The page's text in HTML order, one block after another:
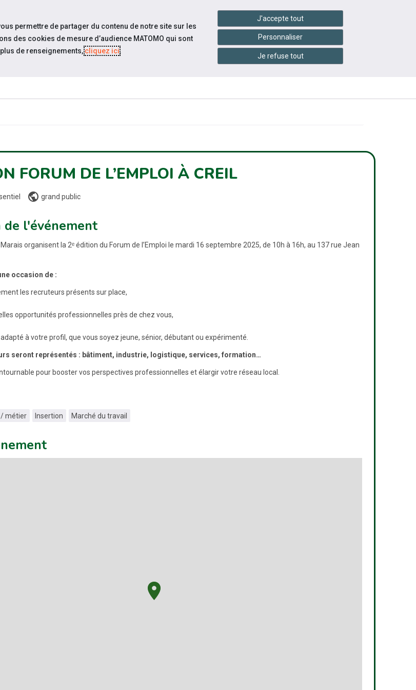
Accessibilité handshake Services en ligne
ESPACE
ESPACE
ÉVÉNEMENTS
PRATIQUES
FORUM DE L’EMPLOI À CREIL
public grand public
de l'événement
Marais organisent la 2ᵉ édition du Forum de l’Emploi le mardi 16 septembre 2025, de 10h à 16h, au 137 rue Jean
occasion de :
les recruteurs présents sur place,
opportunités professionnelles près de chez vous,
à votre profil, que vous soyez jeune, sénior, débutant ou expérimenté.
seront représentés : bâtiment, industrie, logistique, services, formation…
pour booster vos perspectives professionnelles et élargir votre réseau local.
/ métier Insertion Marché du travail
permettre de partager du contenu de notre site sur les
des cookies de mesure d’audience MATOMO qui sont
de renseignements,cliquez ici.
J'accepte tout
Personnaliser
Je refuse tout